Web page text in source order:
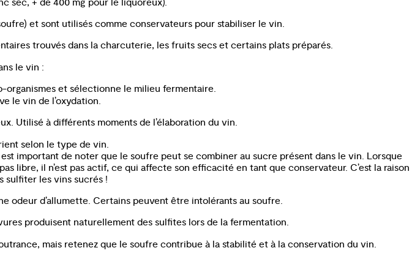
sec, + de 400 mg pour le liquoreux).
et sont utilisés comme conservateurs pour stabiliser le vin.
trouvés dans la charcuterie, les fruits secs et certains plats préparés.
le vin :
et sélectionne le milieu fermentaire.
le vin de l’oxydation.
Utilisé à différents moments de l’élaboration du vin.
selon le type de vin.
important de noter que le soufre peut se combiner au sucre présent dans le vin. Lorsque
libre, il n’est pas actif, ce qui affecte son efficacité en tant que conservateur. C’est la raison
sulfiter les vins sucrés !
odeur d’allumette. Certains peuvent être intolérants au soufre.
produisent naturellement des sulfites lors de la fermentation.
mais retenez que le soufre contribue à la stabilité et à la conservation du vin.